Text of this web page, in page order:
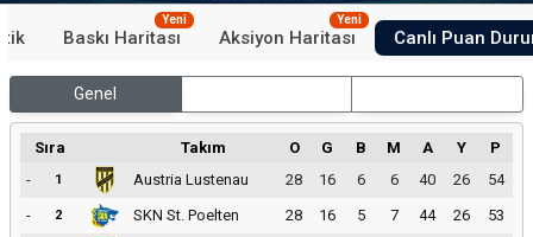
Baskı Haritası
Yeni
Aksiyon Haritası
Yeni
Canlı Puan
Genel
Sıra Takım O G B M A Y
P
-
1 Austria Lustenau 28 16 6 6 40 26
54
-
2 SKN St. Poelten 28 16 5 7 44 26
53